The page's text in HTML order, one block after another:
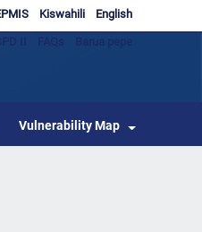
English
Kiswahili
Vulnerability Map